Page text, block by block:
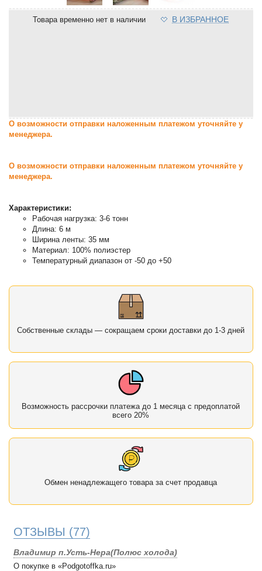
Товара временно нет в наличии В ИЗБРАННОЕ
О возможности отправки наложенным платежом уточняйте у
менеджера.
О возможности отправки наложенным платежом уточняйте у
менеджера.
Характеристики:
Рабочая нагрузка: 3-6 тонн
Длина: 6 м
Ширина ленты: 35 мм
Материал: 100% полиэстер
Температурный диапазон от -50 до +50
Собственные склады — сокращаем сроки доставки до 1-3 дней
Возможность рассрочки платежа до 1 месяца с предоплатой
всего 20%
Обмен ненадлежащего товара за счет продавца
ОТЗЫВЫ (77)
Владимир п.Усть-Нера(Полюс холода)
О покупке в «Podgotoffka.ru»